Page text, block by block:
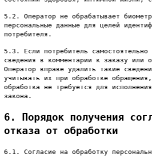
5.2. Оператор не обрабатывает
персональные данные для целей
потребителя.
5.3. Если потребитель самостоятельно
сведения в комментарии к заказу или
Оператор вправе удалить такие
учитывать их при обработке
обработка не требуется для
закона.
6. Порядок получения
отказа от обработки
6.1. Согласие на обработку